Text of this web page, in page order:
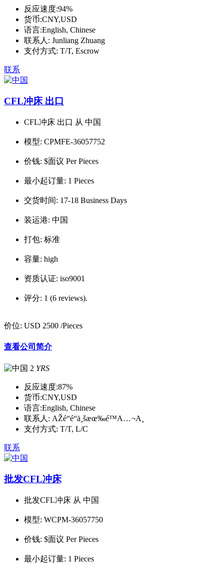
反应速度:94%
货币:CNY,USD
语言:English, Chinese
联系人: Junliang Zhuang
支付方式: T/T, Escrow
联系
CFL冲床 出口
CFL冲床 出口 从 中国
模型: CPMFE-36057752
价钱: $面议 Per Pieces
最小起订量: 1 Pieces
交货时间: 17-18 Business Days
装运港: 中国
打包: 标准
容量: high
资质认证: iso9001
评分: 1 (6 reviews).
价位: USD 2500 /Pieces
查看公司简介
2 YRS
反应速度:87%
货币:CNY,USD
语言:English, Chinese
联系人: AŽé“é“ä¸šæœ‰é™A…¬A¸
支付方式: T/T, L/C
联系
批发CFL冲床
批发CFL冲床 从 中国
模型: WCPM-36057750
价钱: $面议 Per Pieces
最小起订量: 1 Pieces